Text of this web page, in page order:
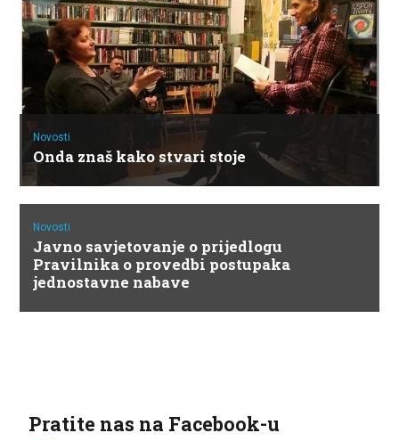
Novosti
Onda znaš kako stvari stoje
Novosti
Javno savjetovanje o prijedlogu
Pravilnika o provedbi postupaka
jednostavne nabave
Pratite nas na Facebook-u